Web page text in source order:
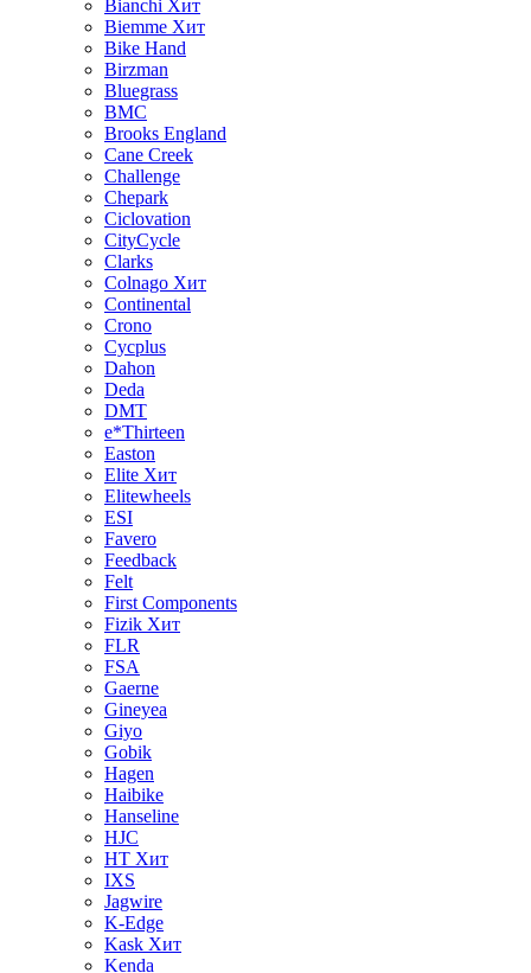
Bianchi Хит
Biemme Хит
Bike Hand
Birzman
Bluegrass
BMC
Brooks England
Cane Creek
Challenge
Chepark
Ciclovation
CityCycle
Clarks
Colnago Хит
Continental
Crono
Cycplus
Dahon
Deda
DMT
e*Thirteen
Easton
Elite Хит
Elitewheels
ESI
Favero
Feedback
Felt
First Components
Fizik Хит
FLR
FSA
Gaerne
Gineyea
Giyo
Gobik
Hagen
Haibike
Hanseline
HJC
HT Хит
IXS
Jagwire
K-Edge
Kask Хит
Kenda